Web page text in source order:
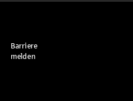
Barriere
melden